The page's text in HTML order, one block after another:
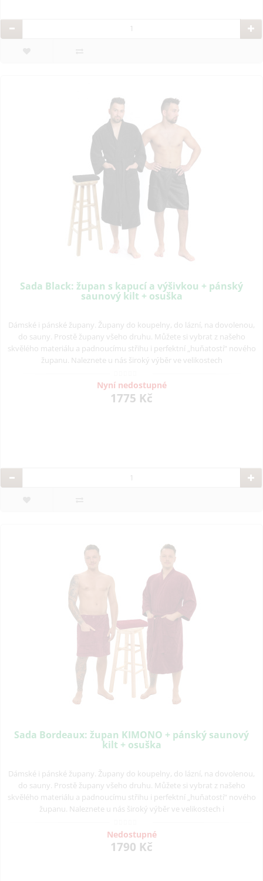
Sada Black: župan s kapucí a výšivkou + pánský
saunový kilt + osuška
Dámské i pánské župany. Župany do koupelny, do lázní, na dovolenou,
do sauny. Prostě župany všeho druhu. Můžete si vybrat z našeho
skvělého materiálu a padnoucímu střihu i perfektní „huňatostí“ nového
županu. Naleznete u nás široký výběr ve velikostech
Nyní nedostupné
1775 Kč
Sada Bordeaux: župan KIMONO + pánský saunový
kilt + osuška
Dámské i pánské župany. Župany do koupelny, do lázní, na dovolenou,
do sauny. Prostě župany všeho druhu. Můžete si vybrat z našeho
skvělého materiálu a padnoucímu střihu i perfektní „huňatostí“ nového
županu. Naleznete u nás široký výběr ve velikostech i
Nedostupné
1790 Kč